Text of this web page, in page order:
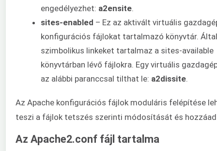
engedélyezhet: a2ensite.
sites-enabled – Ez az aktivált virtuális
konfigurációs fájlokat tartalmazó könyvtár.
szimbolikus linkeket tartalmaz a sites-available
könyvtárban lévő fájlokra. Egy virtuális
az alábbi paranccsal tilthat le: a2dissite.
Az Apache konfigurációs fájlok moduláris felépítése
teszi a fájlok tetszés szerinti módosítását és
Az Apache2.conf fájl tartalma